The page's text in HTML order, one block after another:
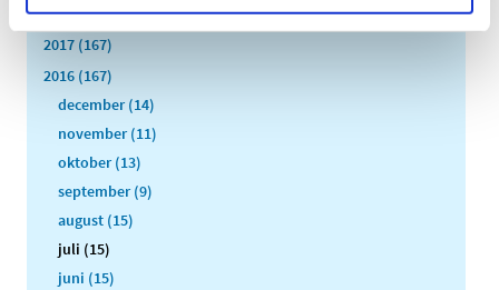
2018 (150)
2017 (167)
2016 (167)
december (14)
november (11)
oktober (13)
september (9)
august (15)
juli (15)
juni (15)